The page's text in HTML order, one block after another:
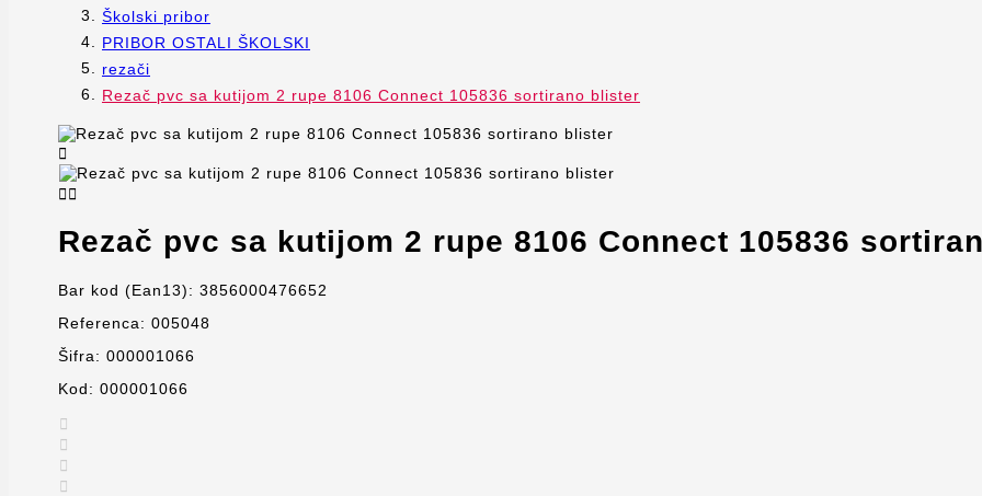
Školski pribor
PRIBOR OSTALI ŠKOLSKI
rezači
Rezač pvc sa kutijom 2 rupe 8106 Connect 105836 sortirano blister


Rezač pvc sa kutijom 2 rupe 8106 Connect 105836
Bar kod (Ean13): 3856000476652
Referenca: 005048
Šifra: 000001066
Kod: 000001066



